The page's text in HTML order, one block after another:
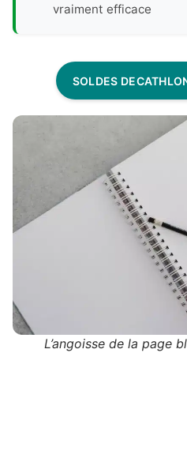
vraiment efficace
SOLDES
L’angoisse de la page